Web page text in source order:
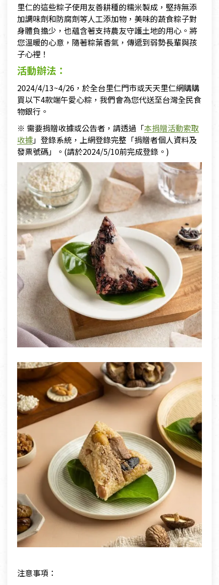
里仁的這些粽子使用友善耕種的糯米製成，堅持無添
加調味劑和防腐劑等人工添加物，美味的蔬食粽子對
身體負擔少，也蘊含著支持農友守護土地的用心。將
您溫暖的心意，隨著粽葉香氣，傳遞到弱勢長輩與孩
子心裡！
活動辦法：
2024/4/13~4/26，於全台里仁門市或天天里仁網購購
買以下4款端午愛心粽，我們會為您代送至台灣全民食
物銀行。
※ 需要捐贈收據或公告者，請透過「本捐贈活動索取
收據」登錄系統，上網登錄完整「捐贈者個人資料及
發票號碼」。(請於2024/5/10前完成登錄。)
注意事項：